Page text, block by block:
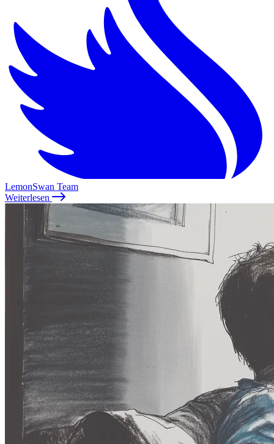
LemonSwan Team
Weiterlesen